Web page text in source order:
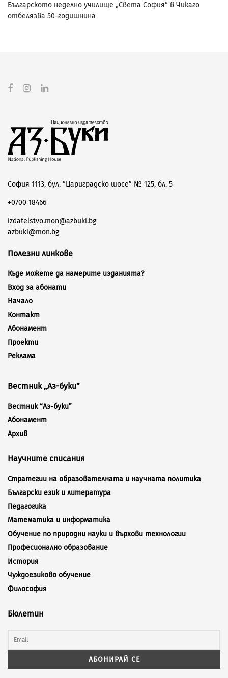
Българското неделно училище „Света София“ в Чикаго
отбелязва 50-годишнина
София 1113, бул. “Цариградско шосе” № 125, бл. 5
+0700 18466
izdatelstvo.mon@azbuki.bg
azbuki@mon.bg
Полезни линкове
Къде можете да намерите изданията?
Вход за абонати
Начало
Контакт
Абонамент
Проекти
Реклама
Вестник „Аз-буки”
Вестник “Аз-буки”
Абонамент
Архив
Научните списания
Стратегии на образователната и научната политика
Български език и литература
Педагогика
Математика и информатика
Обучение по природни науки и върхови технологии
Професионално образование
История
Чуждоезиково обучение
Философия
Бюлетин